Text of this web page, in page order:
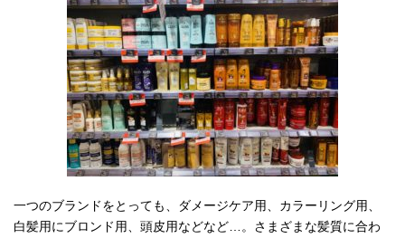
一つのブランドをとっても、ダメージケア用、カラーリング用、
白髪用にブロンド用、頭皮用などなど…。さまざまな髪質に合わ